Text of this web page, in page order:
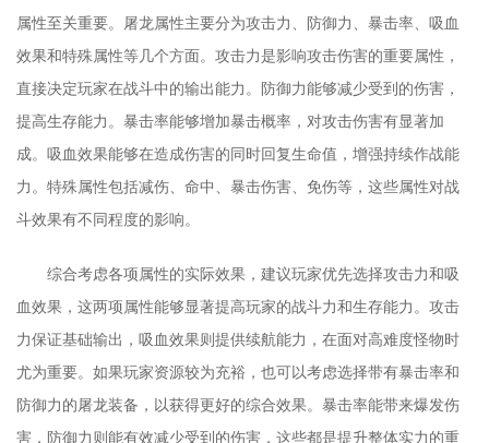
属性至关重要。屠龙属性主要分为攻击力、防御力、暴击率、吸血
效果和特殊属性等几个方面。攻击力是影响攻击伤害的重要属性，
直接决定玩家在战斗中的输出能力。防御力能够减少受到的伤害，
提高生存能力。暴击率能够增加暴击概率，对攻击伤害有显著加
成。吸血效果能够在造成伤害的同时回复生命值，增强持续作战能
力。特殊属性包括减伤、命中、暴击伤害、免伤等，这些属性对战
斗效果有不同程度的影响。
综合考虑各项属性的实际效果，建议玩家优先选择攻击力和吸
血效果，这两项属性能够显著提高玩家的战斗力和生存能力。攻击
力保证基础输出，吸血效果则提供续航能力，在面对高难度怪物时
尤为重要。如果玩家资源较为充裕，也可以考虑选择带有暴击率和
防御力的屠龙装备，以获得更好的综合效果。暴击率能带来爆发伤
害，防御力则能有效减少受到的伤害，这些都是提升整体实力的重